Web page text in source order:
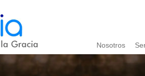
Nosotros